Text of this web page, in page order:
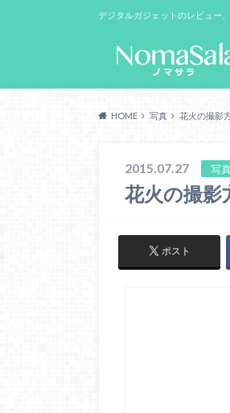
デジタルガジェットのレビュー
HOME 写真 花火の撮影
2015.07.27 写真
花火の撮
ポスト